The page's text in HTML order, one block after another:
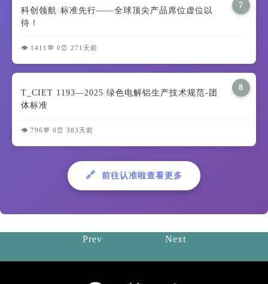
7
科创领航·标准先行——全球顶尖产品席位虚位以
待！
👁️ 1411 💬 0 ⏰ 271天前
8
T_CIET 1193—2025 绿色电解铝生产技术规范-团
体标准
👁️ 796 💬 0 ⏰ 383天前
🔗 前往认准啦查看更多
Prev Next